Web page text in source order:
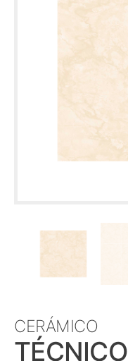
CERÁMICO
TÉCNICO